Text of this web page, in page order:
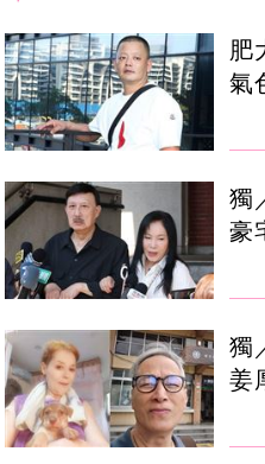
肥
氣
獨
豪
獨
姜